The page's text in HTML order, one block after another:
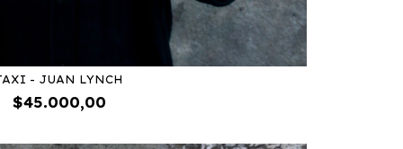
- JUAN LYNCH
$45.000,00